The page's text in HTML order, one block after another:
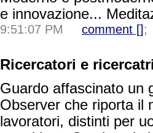
e innovazione...
9:51:07 PM comment [] ;
Ricercatori e
Guardo affascinato un
Observer che riporta il
lavoratori, distinti per